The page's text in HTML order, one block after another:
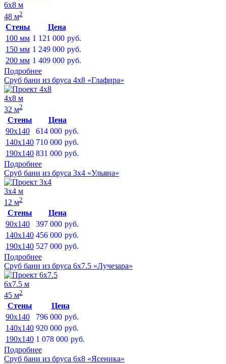
6х8 м
48 м2
Стены
Цена
100 мм 1 121 000 руб.
150 мм 1 249 000 руб.
200 мм 1 409 000 руб.
Подробнее
Сруб бани из бруса 4х8 «Глафира»
4х8 м
32 м2
Стены
Цена
90x140
614 000 руб.
140x140 710 000 руб.
190x140 831 000 руб.
Подробнее
Сруб бани из бруса 3х4 «Ульяна»
3х4 м
12 м2
Стены
Цена
90x140
397 000 руб.
140x140 456 000 руб.
190x140 527 000 руб.
Подробнее
Сруб бани из бруса 6х7.5 «Лучезара»
6х7.5 м
45 м2
Стены
Цена
90x140
796 000 руб.
140x140 920 000 руб.
190x140 1 078 000 руб.
Подробнее
Сруб бани из бруса 6х8 «Ясеника»